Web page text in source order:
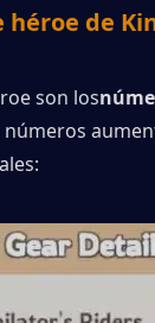
de
son los